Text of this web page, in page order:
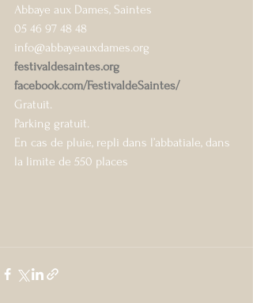
Abbaye aux Dames, Saintes
05 46 97 48 48
info@abbayeauxdames.org
festivaldesaintes.org
facebook.com/FestivaldeSaintes/
Gratuit.
Parking gratuit.
En cas de pluie, repli dans l’abbatiale, dans
la limite de 550 places